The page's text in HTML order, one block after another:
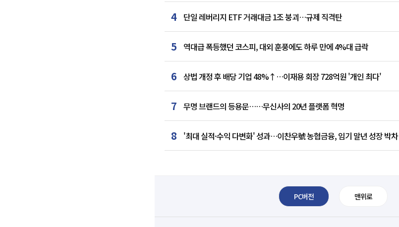
4 단일 레버리지 ETF 거래대금 1조 붕괴…규제 직격탄
5 역대급 폭등했던 코스피, 대외 훈풍에도 하루 만에 4%대 급락
6 상법 개정 후 배당 기업 48%↑…이재용 회장 728억원 '개인 최다'
7 무명 브랜드의 등용문……무신사의 20년 플랫폼 혁명
8 '최대 실적·수익 다변화' 성과…이찬우號 농협금융, 임기 말년 성장 박차
PC버전 맨위로